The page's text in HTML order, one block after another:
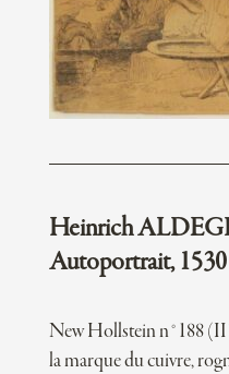
Heinrich
Autoportrait, 1530
New Hollstein n°188
la marque du cuivre,